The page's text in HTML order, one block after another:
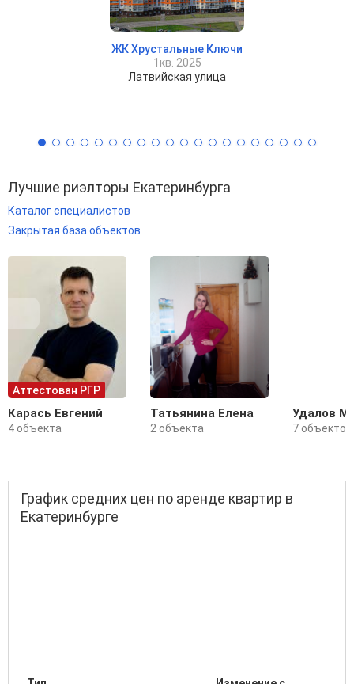
ЖК Хрустальные Ключи
1кв. 2025
Латвийская улица
Лучшие риэлторы Екатеринбурга
Каталог специалистов
Закрытая база объектов
Аттестован РГР
Карась Евгений
4 объекта
Татьянина Елена
2 объекта
Удалов
7 объектов
График средних цен по аренде квартир в
Екатеринбурге